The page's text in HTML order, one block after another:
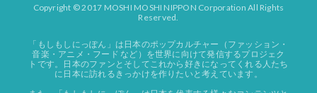
Copyright © 2017 MOSHI MOSHI NIPPON Corporation All Rights
Reserved.
「もしもしにっぽん」は日本のポップカルチャー（ファッション・
音楽・アニメ・フード など）を世界に向けて発信するプロジェク
トです。日本のファンとそしてこれから好きになってくれる人たち
に日本に訪れるきっかけを作りたいと考えています。